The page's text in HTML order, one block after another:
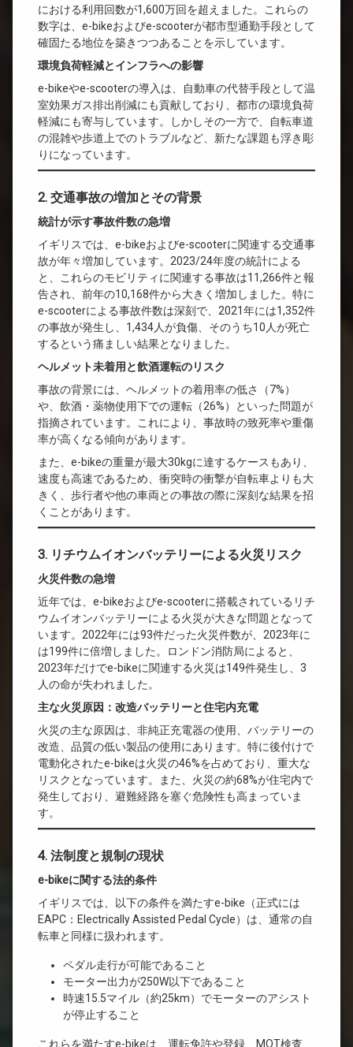
における利用回数が1,600万回を超えました。これらの
数字は、e-bikeおよびe-scooterが都市型通勤手段として
確固たる地位を築きつつあることを示しています。
環境負荷軽減とインフラへの影響
e-bikeやe-scooterの導入は、自動車の代替手段として温
室効果ガス排出削減にも貢献しており、都市の環境負荷
軽減にも寄与しています。しかしその一方で、自転車道
の混雑や歩道上でのトラブルなど、新たな課題も浮き彫
りになっています。
2. 交通事故の増加とその背景
統計が示す事故件数の急増
イギリスでは、e-bikeおよびe-scooterに関連する交通事
故が年々増加しています。2023/24年度の統計による
と、これらのモビリティに関連する事故は11,266件と報
告され、前年の10,168件から大きく増加しました。特に
e-scooterによる事故件数は深刻で、2021年には1,352件
の事故が発生し、1,434人が負傷、そのうち10人が死亡
するという痛ましい結果となりました。
ヘルメット未着用と飲酒運転のリスク
事故の背景には、ヘルメットの着用率の低さ（7%）
や、飲酒・薬物使用下での運転（26%）といった問題が
指摘されています。これにより、事故時の致死率や重傷
率が高くなる傾向があります。
また、e-bikeの重量が最大30kgに達するケースもあり、
速度も高速であるため、衝突時の衝撃が自転車よりも大
きく、歩行者や他の車両との事故の際に深刻な結果を招
くことがあります。
3. リチウムイオンバッテリーによる火災リスク
火災件数の急増
近年では、e-bikeおよびe-scooterに搭載されているリチ
ウムイオンバッテリーによる火災が大きな問題となって
います。2022年には93件だった火災件数が、2023年に
は199件に倍増しました。ロンドン消防局によると、
2023年だけでe-bikeに関連する火災は149件発生し、3
人の命が失われました。
主な火災原因：改造バッテリーと住宅内充電
火災の主な原因は、非純正充電器の使用、バッテリーの
改造、品質の低い製品の使用にあります。特に後付けで
電動化されたe-bikeは火災の46%を占めており、重大な
リスクとなっています。また、火災の約68%が住宅内で
発生しており、避難経路を塞ぐ危険性も高まっていま
す。
4. 法制度と規制の現状
e-bikeに関する法的条件
イギリスでは、以下の条件を満たすe-bike（正式には
EAPC：Electrically Assisted Pedal Cycle）は、通常の自
転車と同様に扱われます。
ペダル走行が可能であること
モーター出力が250W以下であること
時速15.5マイル（約25km）でモーターのアシスト
が停止すること
これらを満たすe-bikeは、運転免許や登録、MOT検査、